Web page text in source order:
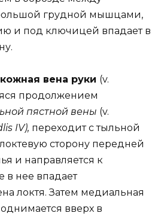
грудной мышцами,
и под ключицей впадает в
вена руки (v.
продолжением
пястной вены (v.
IV), переходит с тыльной
сторону передней
и направляется к
в нее впадает
локтя. Затем медиальная
вверх в